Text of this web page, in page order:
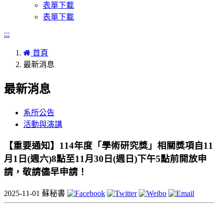
表單下載
表單下載
:::
首頁
最新消息
最新消息
系所公告
活動與演講
【重要通知】114年度「學術研究獎」相關獎項自11
月1日(週六)8點至11月30日(週日)下午5點前開放申
請，敬請儘早申請！
2025-11-01 蘇秘書